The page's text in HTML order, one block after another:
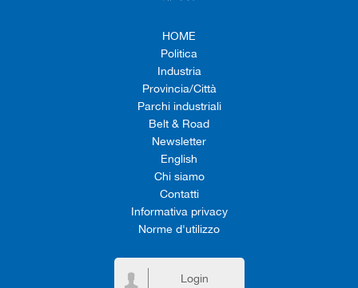
HOME
Politica
Industria
Provincia/Città
Parchi industriali
Belt & Road
Newsletter
English
Chi siamo
Contatti
Informativa privacy
Norme d'utilizzo
Login